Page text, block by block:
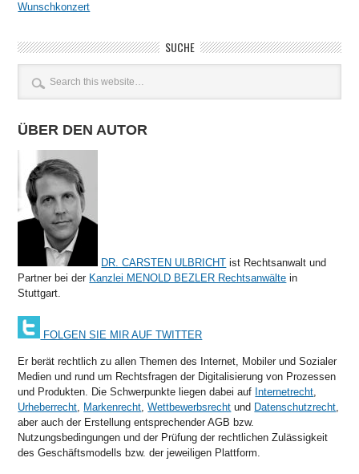
Wunschkonzert
SUCHE
ÜBER DEN AUTOR
DR. CARSTEN ULBRICHT ist Rechtsanwalt und
Partner bei der Kanzlei MENOLD BEZLER Rechtsanwälte in
Stuttgart.
FOLGEN SIE MIR AUF TWITTER
Er berät rechtlich zu allen Themen des Internet, Mobiler und Sozialer
Medien und rund um Rechtsfragen der Digitalisierung von Prozessen
und Produkten. Die Schwerpunkte liegen dabei auf Internetrecht,
Urheberrecht, Markenrecht,Wettbewerbsrecht und Datenschutzrecht,
aber auch der Erstellung entsprechender AGB bzw.
Nutzungsbedingungen und der Prüfung der rechtlichen Zulässigkeit
des Geschäftsmodells bzw. der jeweiligen Plattform.